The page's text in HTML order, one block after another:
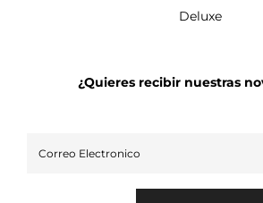
Deluxe
¿Quieres recibir nuestras